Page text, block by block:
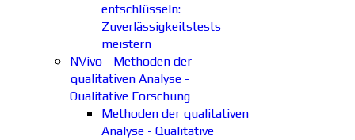
entschlüsseln:
Zuverlässigkeitstests
meistern
NVivo - Methoden der
qualitativen Analyse -
Qualitative Forschung
Methoden der qualitativen
Analyse - Qualitative